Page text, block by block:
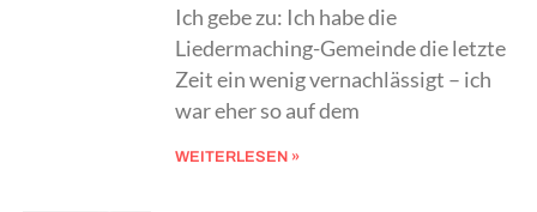
Ich gebe zu: Ich habe die
Liedermaching-Gemeinde die letzte
Zeit ein wenig vernachlässigt – ich
war eher so auf dem
WEITERLESEN »